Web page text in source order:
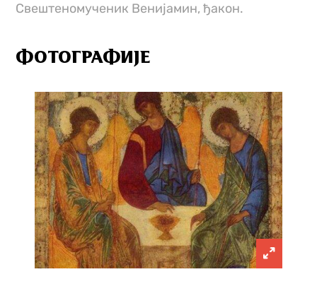
Свештеномученик Венијамин, ђакон.
ФОТОГРАФИЈЕ